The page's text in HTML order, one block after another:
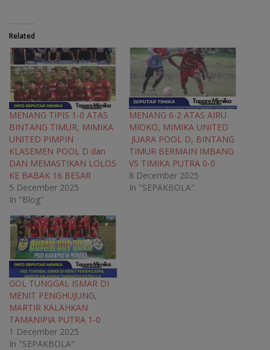
b
o
o
k
O
p
e
n
s
i
n
n
e
w
w
i
n
d
o
)
(
O
p
e
n
s
n
n
e
w
w
i
n
d
o
w
)
m
(
O
p
e
n
s
i
n
n
e
i
n
d
Related
MENANG TIPIS 1-0 ATAS
BINTANG TIMUR, MIMIKA
UNITED PIMPIN
KLASEMEN POOL D dan
DAN MEMASTIKAN LOLOS
KE BABAK 16 BESAR
5 December 2025
In "Blog"
MENANG 6-2 ATAS AIRU
MIOKO, MIMIKA UNITED
JUARA POOL D, BINTANG
TIMUR BERMAIN IMBANG
VS TIMIKA PUTRA 0-0
8 December 2025
In "SEPAKBOLA"
GOL TUNGGAL ISMAR DI
MENIT PENGHUJUNG,
MARTIR KALAHKAN
TAMANIPIA PUTRA 1-0
1 December 2025
In "SEPAKBOLA"